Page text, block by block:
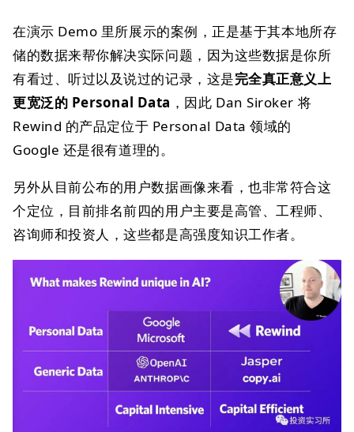
在演示 Demo 里所展示的案例，正是基于其本地所存
储的数据来帮你解决实际问题，因为这些数据是你所
有看过、听过以及说过的记录，这是完全真正意义上
更宽泛的 Personal Data ，因此 Dan Siroker 将
Rewind 的产品定位于 Personal Data 领域的
Google 还是很有道理的。
另外从目前公布的用户数据画像来看，也非常符合这
个定位，目前排名前四的用户主要是高管、工程师、
咨询师和投资人，这些都是高强度知识工作者。